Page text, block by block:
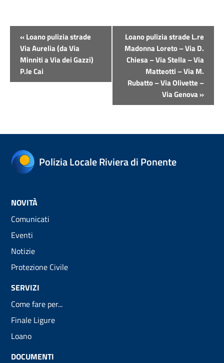
Evento
Navigazione
«Loano pulizia strade
Via Aurelia (da Via
Minniti a Via dei Gazzi)
P.le Cai
Loano pulizia strade L.re
Madonna Loreto – Via D.
Chiesa – Via Stella – Via
Matteotti – Via M.
Rubatto – Via Olivette –
Via Genova»
Polizia Locale Riviera di Ponente
NOVITÀ
Comunicati
Eventi
Notizie
Protezione Civile
SERVIZI
Come fare per...
Finale Ligure
Loano
DOCUMENTI